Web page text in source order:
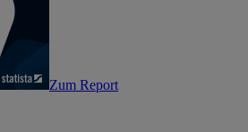
Zum Report